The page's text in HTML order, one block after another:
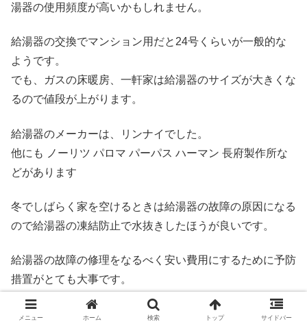
湯器の使用頻度が高いかもしれません。
給湯器の交換でマンション用だと24号くらいが一般的な
ようです。
でも、ガスの床暖房、一軒家は給湯器のサイズが大きくな
るので値段が上がります。
給湯器のメーカーは、リンナイでした。
他にも ノーリツ パロマ パーパス ハーマン 長府製作所な
どがあります
冬でしばらく家を空けるときは給湯器の故障の原因になる
ので給湯器の凍結防止で水抜きしたほうが良いです。
給湯器の故障の修理をなるべく安い費用にするために予防
措置がとても大事です。
少し時間的に余裕があるなら給湯器交換でホームセンター
メニュー ホーム 検索 トップ サイドバー